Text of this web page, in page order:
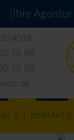
Ihre
16 89
16 89
KONTAKT